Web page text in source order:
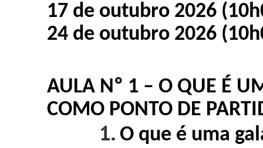
17 de outubro 2026
24 de outubro 2026
AULA Nº 1 – O QUE É
COMO PONTO DE
1. O que é uma